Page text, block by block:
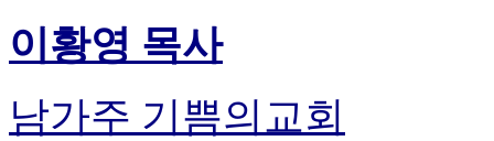
이황영 목사
남가주 기쁨의교회